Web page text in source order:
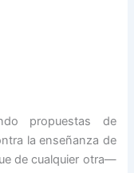
propuestas de
la enseñanza de
de cualquier otra—